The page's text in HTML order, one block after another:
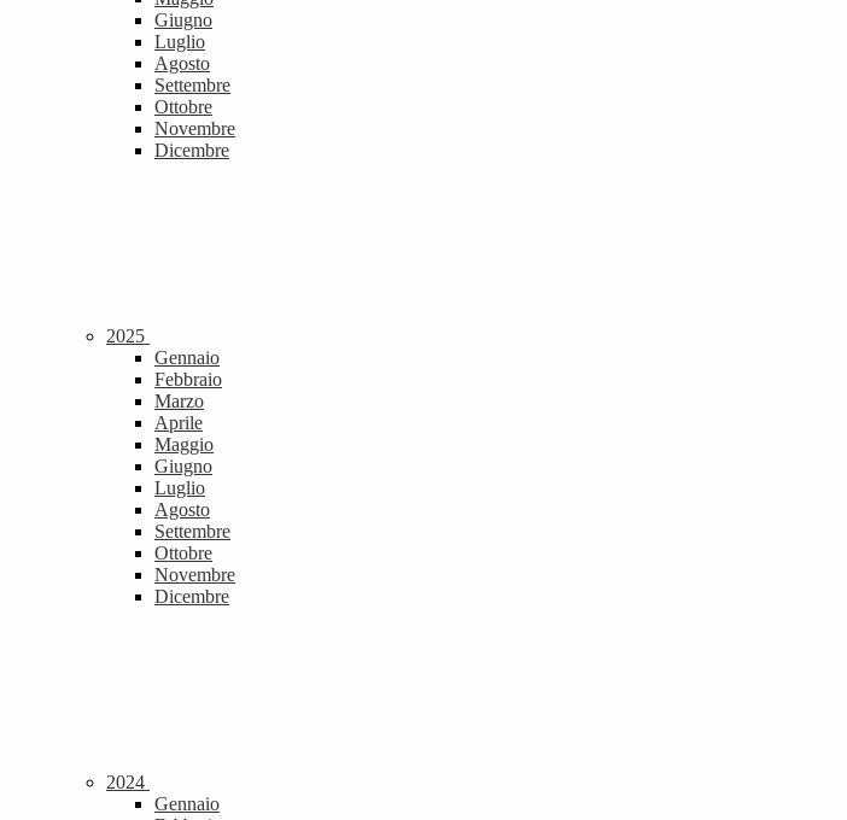
Giugno
Luglio
Agosto
Settembre
Ottobre
Novembre
Dicembre
2025
Gennaio
Febbraio
Marzo
Aprile
Maggio
Giugno
Luglio
Agosto
Settembre
Ottobre
Novembre
Dicembre
2024
Gennaio